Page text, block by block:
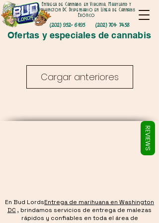
(202) 952- 6195
Entrega de Cannabis en Virginia, Maryland y
Washington DC Dispensario en Línea de Cannabis
Exótico
(202) 701- 7458
Ofertas y especiales de cannabis
Cargar anteriores
En Bud LordsEntrega de marihuana en Washington
DC , brindamos servicios de entrega de malezas
rápidos y confiables en toda el área de
REVIEWS